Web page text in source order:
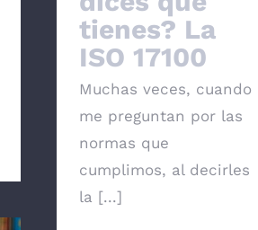
tienes? La
ISO 17100
Muchas veces, cuando
me preguntan por las
normas que
cumplimos, al decirles
la [...]